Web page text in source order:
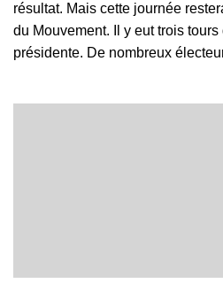
résultat. Mais cette journée
du Mouvement. Il y eut trois tours
présidente. De nombreux